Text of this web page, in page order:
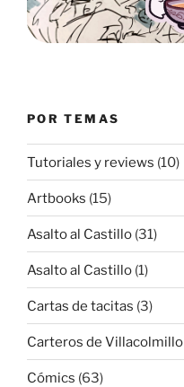
POR TEMAS
Tutoriales y reviews (10)
Artbooks (15)
Asalto al Castillo (31)
Asalto al Castillo (1)
Cartas de tacitas (3)
Carteros de Villacolmillo
Cómics (63)